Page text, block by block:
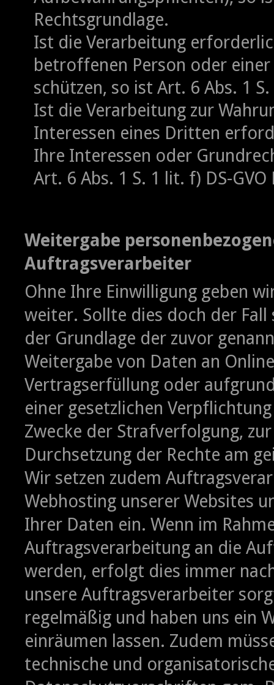
Rechtsgrundlage.
Ist die Verarbeitung
betroffenen Person oder
schützen, so ist Art. 6 Abs. 1
Ist die Verarbeitung zur
Interessen eines Dritten
Ihre Interessen oder
Art. 6 Abs. 1 S. 1 lit. f) DS-
Weitergabe
Auftragsverarbeiter
Ohne Ihre Einwilligung geben
weiter. Sollte dies doch der
der Grundlage der zuvor
Weitergabe von Daten an
Vertragserfüllung oder
einer gesetzlichen
Zwecke der Strafverfolgung,
Durchsetzung der Rechte am
Wir setzen zudem
Webhosting unserer Websites
Ihrer Daten ein. Wenn im
Auftragsverarbeitung an die
werden, erfolgt dies immer
unsere Auftragsverarbeiter
regelmäßig und haben uns ein
einräumen lassen. Zudem
technische und